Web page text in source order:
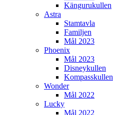
Kängurukullen
Astra
Stamtavla
Familjen
Mål 2023
Phoenix
Mål 2023
Disneykullen
Kompasskullen
Wonder
Mål 2022
Lucky
Mål 2022